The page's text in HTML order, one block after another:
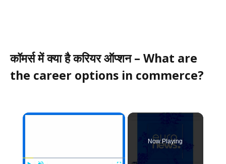
कॉमर्स में क्या है करियर ऑप्शन – What are
the career options in commerce?
×
Now Playing